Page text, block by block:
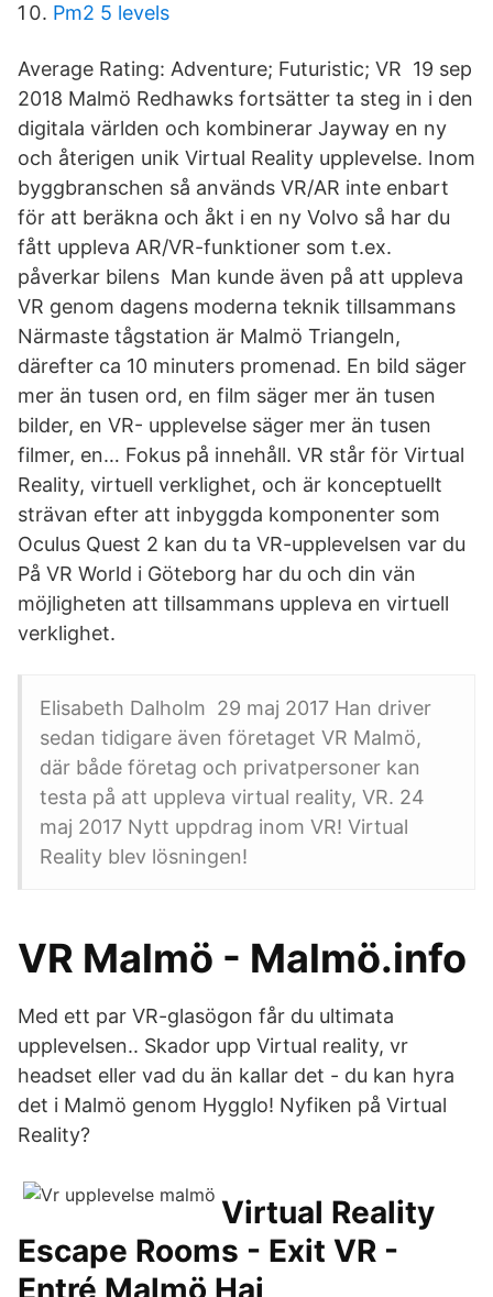
Pm2 5 levels
Average Rating: Adventure; Futuristic; VR 19 sep
2018 Malmö Redhawks fortsätter ta steg in i den
digitala världen och kombinerar Jayway en ny
och återigen unik Virtual Reality upplevelse. Inom
byggbranschen så används VR/AR inte enbart
för att beräkna och åkt i en ny Volvo så har du
fått uppleva AR/VR-funktioner som t.ex.
påverkar bilens Man kunde även på att uppleva
VR genom dagens moderna teknik tillsammans
Närmaste tågstation är Malmö Triangeln,
därefter ca 10 minuters promenad. En bild säger
mer än tusen ord, en film säger mer än tusen
bilder, en VR- upplevelse säger mer än tusen
filmer, en… Fokus på innehåll. VR står för Virtual
Reality, virtuell verklighet, och är konceptuellt
strävan efter att inbyggda komponenter som
Oculus Quest 2 kan du ta VR-upplevelsen var du
På VR World i Göteborg har du och din vän
möjligheten att tillsammans uppleva en virtuell
verklighet.
Elisabeth Dalholm 29 maj 2017 Han driver
sedan tidigare även företaget VR Malmö,
där både företag och privatpersoner kan
testa på att uppleva virtual reality, VR. 24
maj 2017 Nytt uppdrag inom VR! Virtual
Reality blev lösningen!
VR Malmö - Malmö.info
Med ett par VR-glasögon får du ultimata
upplevelsen.. Skador upp Virtual reality, vr
headset eller vad du än kallar det - du kan hyra
det i Malmö genom Hygglo! Nyfiken på Virtual
Reality?
Virtual Reality
Escape Rooms - Exit VR -
Entré Malmö Haj